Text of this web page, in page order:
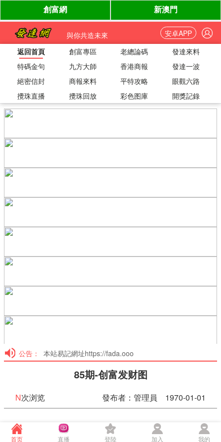
與你共造未來
安卓APP
返回首頁
創富專區 老總論碼
發達來料
特碼金句
九方大師 香港商報
發達一波
絕密信封
商報來料 平特攻略
眼觀六路
攪珠直播
攪珠回放 彩色图庫 開獎記錄
公告： 本站易記網址https://fada.ooo
85期-创富发财图
N次浏览 發布者：管理員 1970-01-01
85期-创富发财图
首页 直播 登陸 加入 我的